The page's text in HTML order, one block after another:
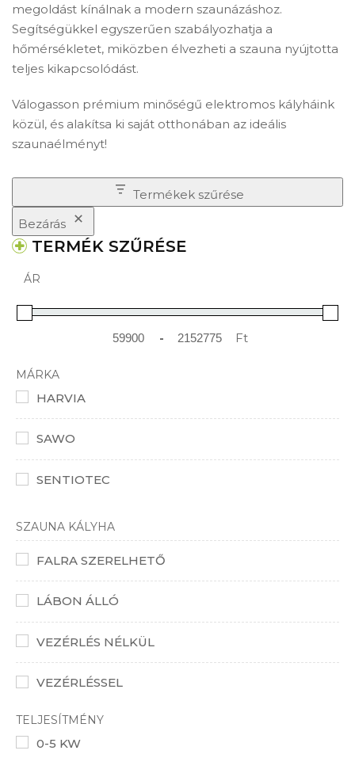
megoldást kínálnak a modern szaunázáshoz.
Segítségükkel egyszerűen szabályozhatja a
hőmérsékletet, miközben élvezheti a szauna nyújtotta
teljes kikapcsolódást.
Válogasson prémium minőségű elektromos kályháink
közül, és alakítsa ki saját otthonában az ideális
szaunaélményt!
Termékek szűrése
Bezárás
TERMÉK SZŰRÉSE
ÁR
- Ft
MÁRKA
HARVIA
SAWO
SENTIOTEC
SZAUNA KÁLYHA
FALRA SZERELHETŐ
LÁBON ÁLLÓ
VEZÉRLÉS NÉLKÜL
VEZÉRLÉSSEL
TELJESÍTMÉNY
0-5 KW